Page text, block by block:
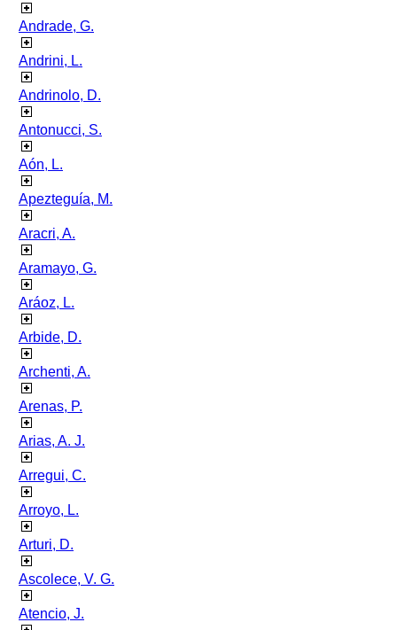
Andrade, G.
Andrini, L.
Andrinolo, D.
Antonucci, S.
Aón, L.
Apezteguía, M.
Aracri, A.
Aramayo, G.
Aráoz, L.
Arbide, D.
Archenti, A.
Arenas, P.
Arias, A. J.
Arregui, C.
Arroyo, L.
Arturi, D.
Ascolece, V. G.
Atencio, J.